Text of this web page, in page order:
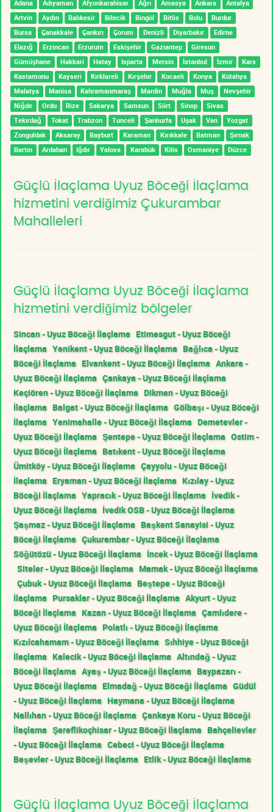
Adana Adıyaman Afyonkarahisar Ağrı Amasya Ankara
Antalya
Artvin
Aydın Balıkesir Bilecik Bingöl Bitlis Bolu
Burdur
Bursa
Çanakkale Çankırı Çorum Denizli Diyarbakır
Edirne
Elazığ
Erzincan Erzurum Eskişehir Gaziantep
Giresun
Gümüşhane
Hakkari Hatay Isparta Mersin İstanbul İzmir
Kars
Kastamonu
Kayseri Kırklareli Kırşehir Kocaeli Konya
Kütahya
Malatya
Manisa Kahramanmaraş Mardin Muğla Muş
Nevşehir
Niğde
Ordu Rize Sakarya Samsun Siirt Sinop
Sivas
Tekirdağ
Tokat Trabzon Tunceli Şanlıurfa Uşak Van
Yozgat
Zonguldak
Aksaray Bayburt Karaman Kırıkkale Batman
Şırnak
Bartın
Ardahan Iğdır Yalova Karabük Kilis Osmaniye Düzce
Güçlü İlaçlama Uyuz Böceği İlaçlama
hizmetini verdiğimiz Çukurambar
Mahalleleri
Güçlü İlaçlama Uyuz Böceği İlaçlama
hizmetini verdiğimiz bölgeler
Sincan - Uyuz Böceği İlaçlama Etimesgut - Uyuz Böceği
İlaçlama Yenikent - Uyuz Böceği İlaçlama Bağlıca - Uyuz
Böceği İlaçlama Elvankent - Uyuz Böceği İlaçlama Ankara -
Uyuz Böceği İlaçlama Çankaya - Uyuz Böceği İlaçlama
Keçiören - Uyuz Böceği İlaçlama Dikmen - Uyuz Böceği
İlaçlama Balgat - Uyuz Böceği İlaçlama Gölbaşı - Uyuz Böceği
İlaçlama Yenimahalle - Uyuz Böceği İlaçlama Demetevler -
Uyuz Böceği İlaçlama Şentepe - Uyuz Böceği İlaçlama Ostim -
Uyuz Böceği İlaçlama Batıkent - Uyuz Böceği İlaçlama
Ümitköy - Uyuz Böceği İlaçlama Çayyolu - Uyuz Böceği
İlaçlama Eryaman - Uyuz Böceği İlaçlama Kızılay - Uyuz
Böceği İlaçlama Yapracık - Uyuz Böceği İlaçlama İvedik -
Uyuz Böceği İlaçlama İvedik OSB - Uyuz Böceği İlaçlama
Şaşmaz - Uyuz Böceği İlaçlama Başkent Sanayisi - Uyuz
Böceği İlaçlama Çukurambar - Uyuz Böceği İlaçlama
Söğütözü - Uyuz Böceği İlaçlama İncek - Uyuz Böceği İlaçlama
Siteler - Uyuz Böceği İlaçlama Mamak - Uyuz Böceği İlaçlama
Çubuk - Uyuz Böceği İlaçlama Beştepe - Uyuz Böceği
İlaçlama Pursaklar - Uyuz Böceği İlaçlama Akyurt - Uyuz
Böceği İlaçlama Kazan - Uyuz Böceği İlaçlama Çamlıdere -
Uyuz Böceği İlaçlama Polatlı - Uyuz Böceği İlaçlama
Kızılcahamam - Uyuz Böceği İlaçlama Sıhhiye - Uyuz Böceği
İlaçlama Kalecik - Uyuz Böceği İlaçlama Altındağ - Uyuz
Böceği İlaçlama Ayaş - Uyuz Böceği İlaçlama Baypazarı -
Uyuz Böceği İlaçlama Elmadağ - Uyuz Böceği İlaçlama Güdül
- Uyuz Böceği İlaçlama Haymana - Uyuz Böceği İlaçlama
Nallıhan - Uyuz Böceği İlaçlama Çankaya Koru - Uyuz Böceği
İlaçlama Şereflikoçhisar - Uyuz Böceği İlaçlama Bahçelievler
- Uyuz Böceği İlaçlama Cebeci - Uyuz Böceği İlaçlama
Beşevler - Uyuz Böceği İlaçlama Etlik - Uyuz Böceği İlaçlama
Güçlü İlaçlama Uyuz Böceği İlaçlama